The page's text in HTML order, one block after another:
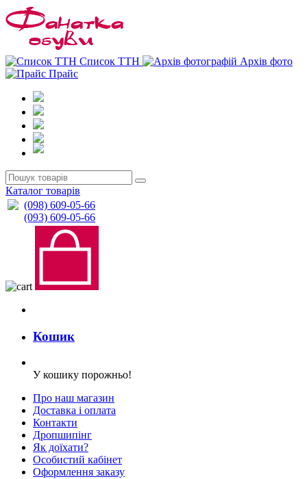
Список ТТН
Архів фото
Прайс
Каталог товарів
(098) 609-05-66
(093) 609-05-66
Кошик
У кошику порожньо!
Про наш магазин
Доставка і оплата
Контакти
Дропшипінг
Як доїхати?
Особистий кабінет
Оформлення заказу